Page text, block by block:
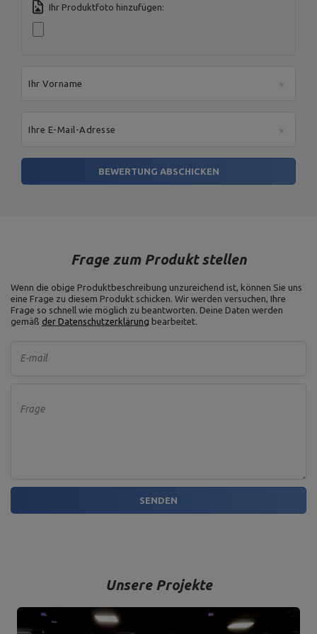
Ihr Produktfoto hinzufügen:
Ihr Vorname
Ihre E-Mail-Adresse
BEWERTUNG ABSCHICKEN
Frage zum Produkt stellen
Wenn die obige Produktbeschreibung unzureichend ist, können Sie uns
eine Frage zu diesem Produkt schicken. Wir werden versuchen, Ihre
Frage so schnell wie möglich zu beantworten. Deine Daten werden
gemäß der Datenschutzerklärung bearbeitet.
E-mail
Frage
SENDEN
Unsere Projekte